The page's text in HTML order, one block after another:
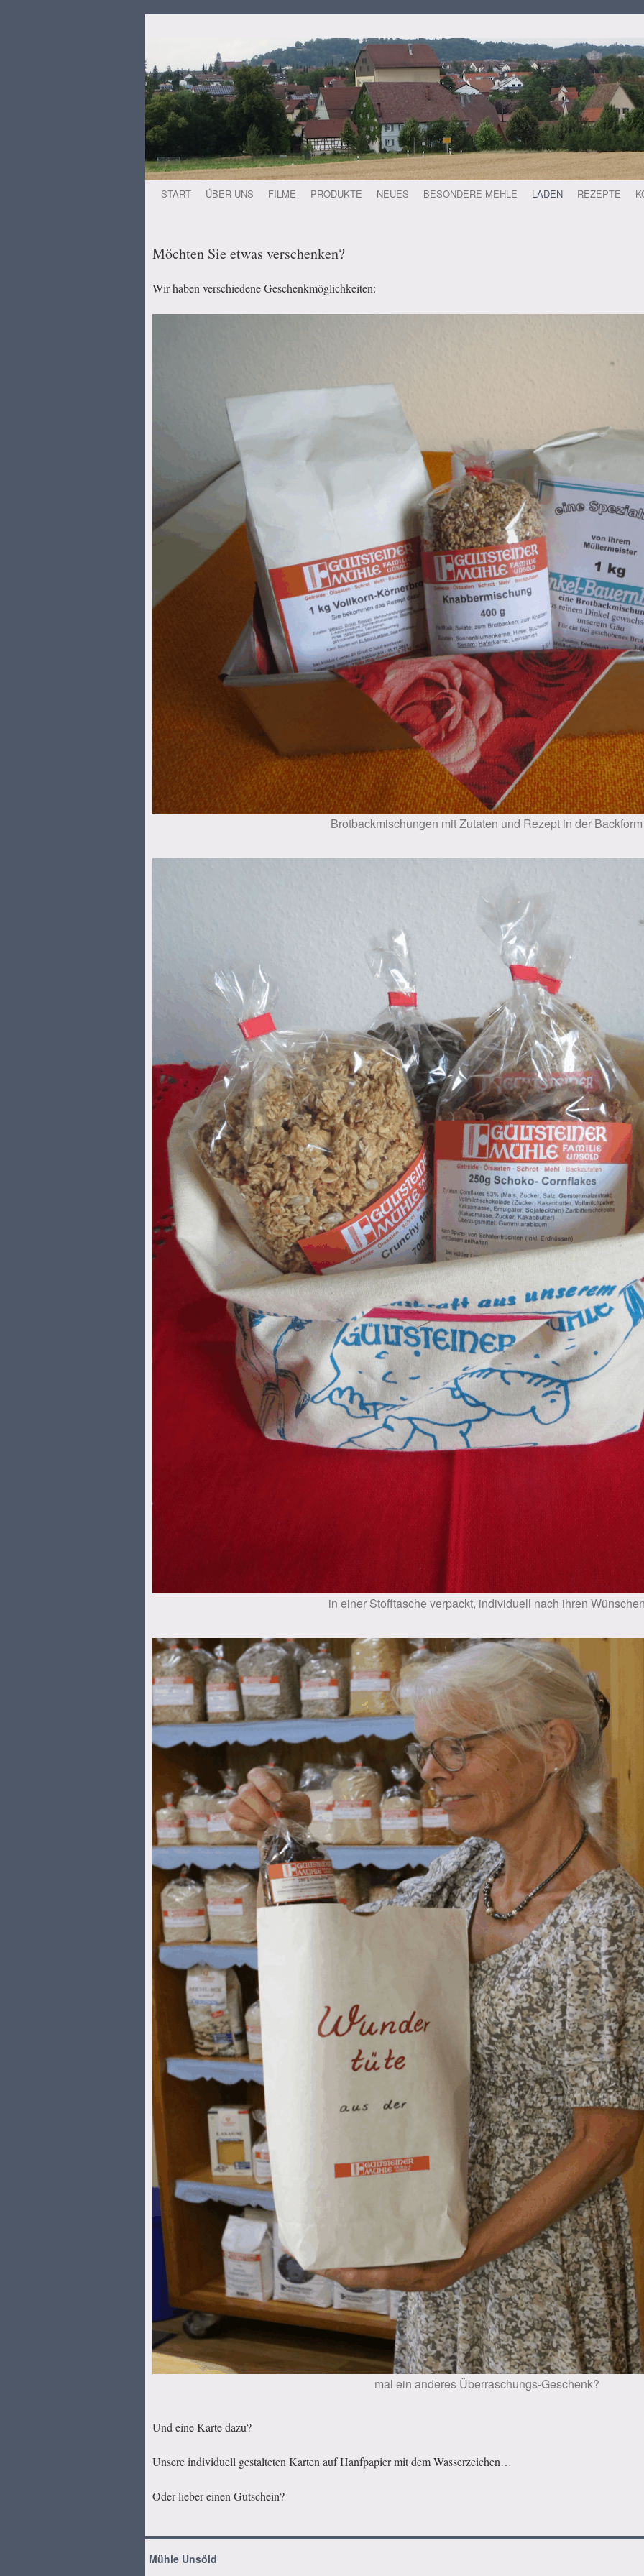
Zum
springen
START ÜBER UNS FILME PRODUKTE NEUES BESONDERE MEHLE LADEN REZEPTE
Möchten Sie etwas verschenken?
Wir haben verschiedene Geschenkmöglichkeiten:
Brotbackmischungen mit Zutaten und Rezept in der Backform
in einer Stofftasche verpackt, individuell nach ihren
mal ein anderes Überraschungs-Geschenk?
Und eine Karte dazu?
Unsere individuell gestalteten Karten auf Hanfpapier mit dem Wasserzeichen…
Oder lieber einen Gutschein?
Mühle Unsöld